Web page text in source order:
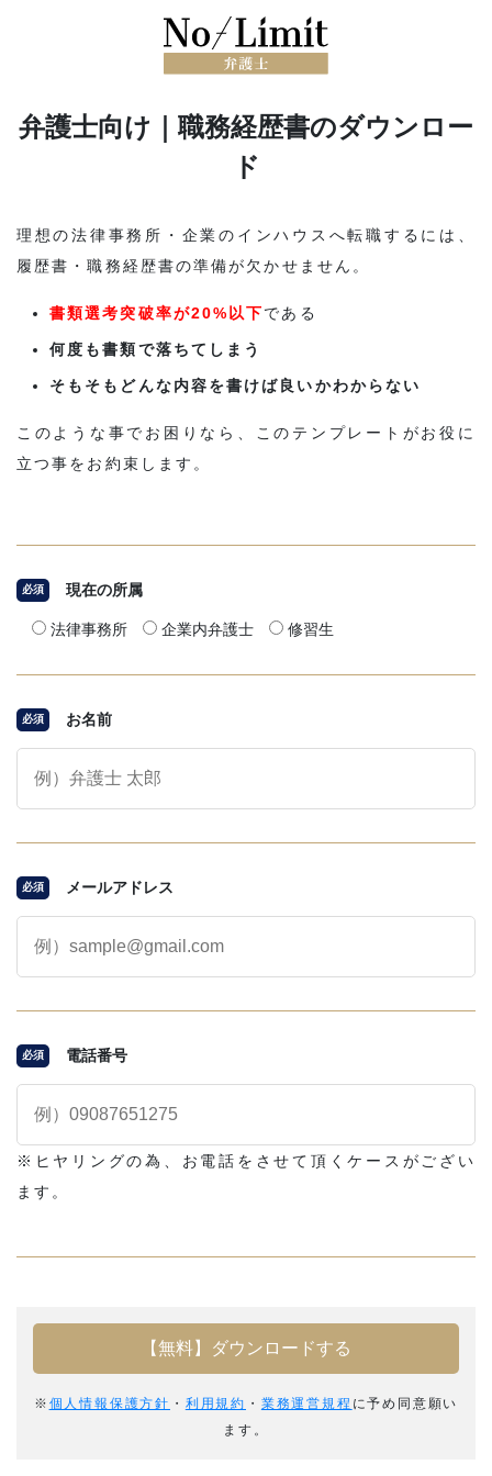
弁護士向け｜職務経歴書のダウンロー
ド
理想の法律事務所・企業のインハウスへ転職するには、
履歴書・職務経歴書の準備が欠かせません。
書類選考突破率が20%以下である
何度も書類で落ちてしまう
そもそもどんな内容を書けば良いかわからない
このような事でお困りなら、このテンプレートがお役に
立つ事をお約束します。
必須 現在の所属
法律事務所 企業内弁護士 修習生
必須 お名前
必須 メールアドレス
必須 電話番号
※ヒヤリングの為、お電話をさせて頂くケースがござい
ます。
※ 個人情報保護方針 ・ 利用規約 ・ 業務運営規程 に予め同意願い
ます。